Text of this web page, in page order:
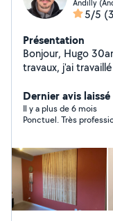
Andilly
5/5
Présentation
Bonjour, Hugo
travaux, j'ai
rénovation de
consciencieux,
m'adapte aux
N'hésitez pas à
Cordialement
Dernier avis
Il y a plus de 6 mois
Ponctuel. Très